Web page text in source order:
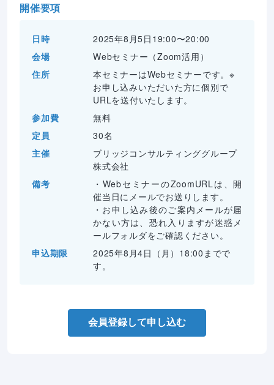
開催要項
日時 2025年8月5日 19:00〜20:00
会場
Webセミナー（Zoom活用）
住所
本セミナーはWebセミナーです。※
お申し込みいただいた方に個別で
URLを送付いたします。
参加費
無料
定員
30名
主催
ブリッジコンサルティンググループ
株式会社
備考
・WebセミナーのZoomURLは、開
催当日にメールでお送りします。
・お申し込み後のご案内メールが届
かない方は、恐れ入りますが迷惑メ
ールフォルダをご確認ください。
申込期限
2025年8月4日（月）18:00までで
す。
会員登録して申し込む